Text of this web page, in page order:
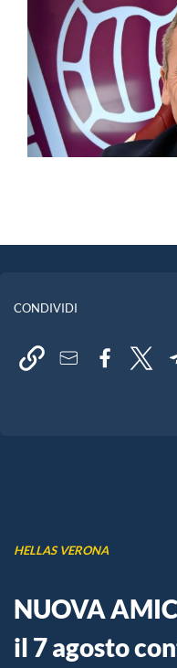
CONDIVIDI
HELLAS VERONA
NUOVA
il 7 agosto